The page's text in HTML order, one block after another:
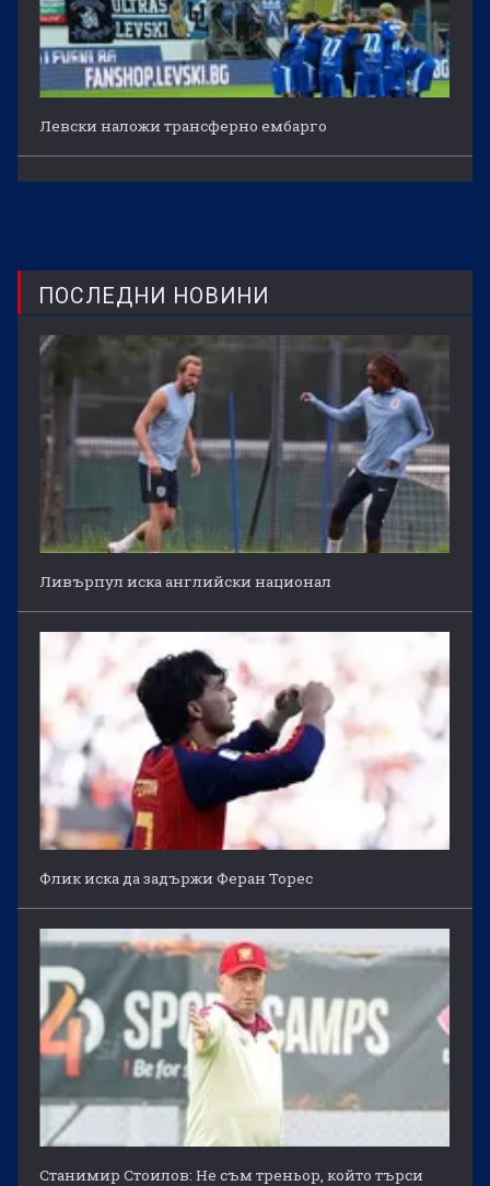
Левски наложи трансферно ембарго
ПОСЛЕДНИ НОВИНИ
Ливърпул иска английски национал
Флик иска да задържи Феран Торес
Станимир Стоилов: Не съм треньор, който търси